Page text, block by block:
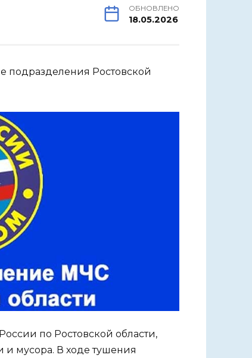
ОБНОВЛЕНО
18.05.2026
Ростовской
по Ростовской области,
и мусора. В ходе тушения